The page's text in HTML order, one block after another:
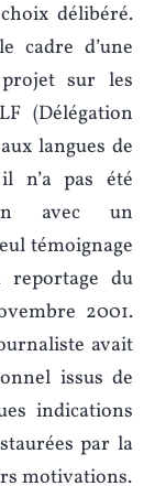
délibéré.
cadre d’une
sur les
(Délégation
langues de
il n’a pas été
avec un
témoignage
reportage du
2001.
avait
issus de
indications
par la
motivations.